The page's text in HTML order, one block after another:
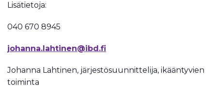
Lisätietoja:
040 670 8945
johanna.lahtinen@ibd.fi
Johanna Lahtinen, järjestösuunnittelija, ikääntyvien
toiminta